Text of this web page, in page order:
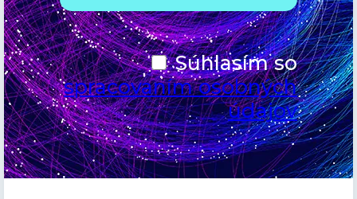
Súhlasím so
spracovaním osobných
údajov